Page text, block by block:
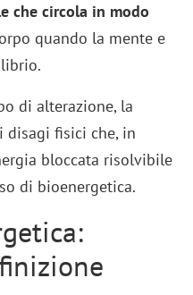
che circola in modo
quando la mente e
di alterazione, la
disagi fisici che, in
bloccata risolvibile
di bioenergetica.